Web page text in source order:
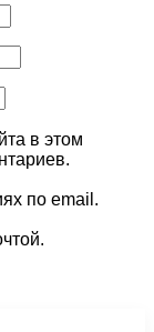
в этом
по email.